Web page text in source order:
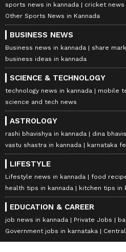
sports news in kannada
cricket news
Other Sports News in Kannada
BUSINESS NEWS
Business news in kannada
share
business ideas in kannada
SCIENCE & TECHNOLOGY
technology news in kannada
mobile
science and tech news
ASTROLOGY
rashi bhavishya in kannada dina
vastu shastra in kannada
karnataka
LIFESTYLE
Lifestyle news in kannada
food
health tips in kannada
kitchen tips in
EDUCATION & CAREER
job news in kannada Private Jobs
Government jobs in karnataka